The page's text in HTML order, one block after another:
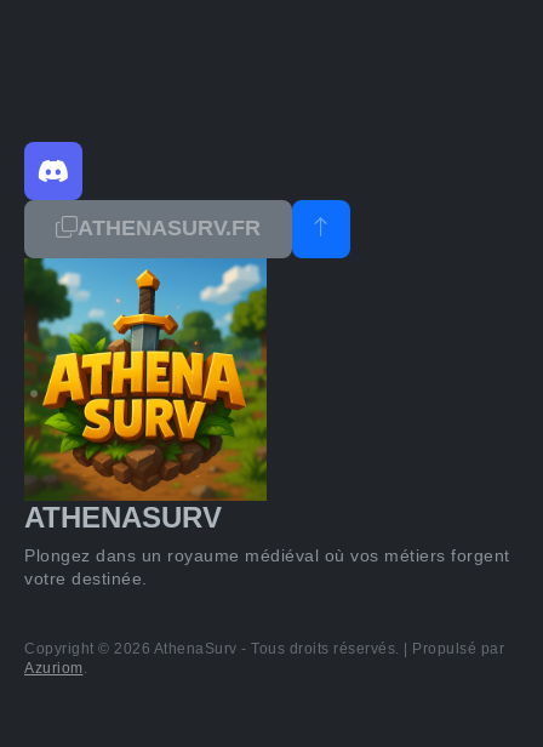
ATHENASURV.FR
ATHENASURV
Plongez dans un royaume médiéval où vos métiers forgent
votre destinée.
Copyright © 2026 AthenaSurv - Tous droits réservés. | Propulsé par
Azuriom